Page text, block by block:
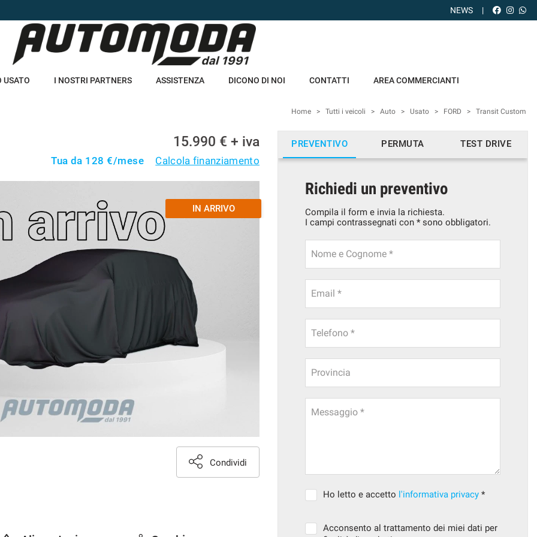
NEWS
USATO I NOSTRI PARTNERS ASSISTENZA DICONO DI NOI CONTATTI AREA COMMERCIANTI
Home > Tutti i veicoli > Auto > Usato > FORD > Transit Custom
15.990 € + iva
Tua da 128 €/mese Calcola finanziamento
IN ARRIVO
Condividi
PREVENTIVO PERMUTA TEST DRIVE
Richiedi un preventivo
Compila il form e invia la richiesta.
I campi contrassegnati con * sono obbligatori.
Nome e Cognome *
Email *
Telefono *
Provincia
Messaggio *
Ho letto e accetto l'informativa privacy *
Acconsento al trattamento dei miei dati per